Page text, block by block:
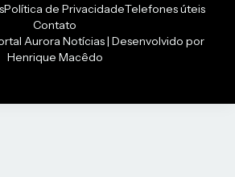
Aurora Notícias | Desenvolvido por
Henrique Macêdo
Política de PrivacidadeTelefones úteis
Contato